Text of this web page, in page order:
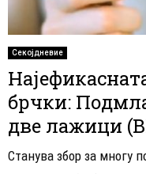
Секојдневие
брчки:
две лажици
Станува збор за многу